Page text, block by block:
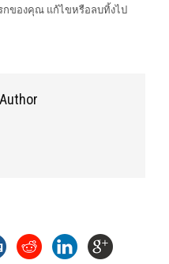
กของคุณ แก้ไขหรือลบทิ้งไป